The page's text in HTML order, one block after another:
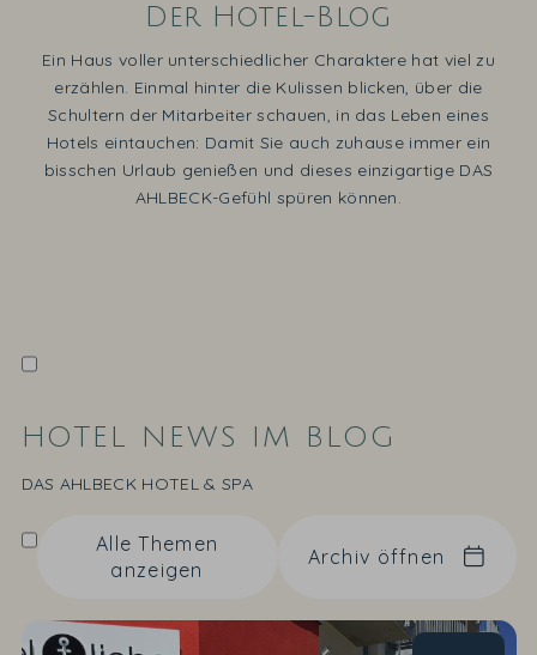
Der Hotel-Blog
Ein Haus voller unterschiedlicher Charaktere hat viel zu
erzählen. Einmal hinter die Kulissen blicken, über die
Schultern der Mitarbeiter schauen, in das Leben eines
Hotels eintauchen: Damit Sie auch zuhause immer ein
bisschen Urlaub genießen und dieses einzigartige DAS
AHLBECK-Gefühl spüren können.
HOTEL NEWS IM BLOG
DAS AHLBECK HOTEL & SPA
Alle Themen
anzeigen
Archiv öffnen